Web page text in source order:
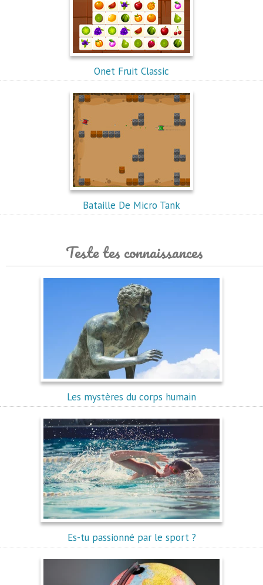
Onet Fruit Classic
Bataille De Micro Tank
Teste tes connaissances
Les mystères du corps humain
Es-tu passionné par le sport ?